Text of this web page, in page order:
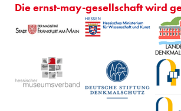
Die ernst-may-gesellschaft wird